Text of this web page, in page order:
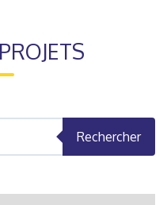
Rechercher